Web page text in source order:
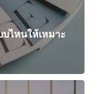
ไหนให้เหมาะ